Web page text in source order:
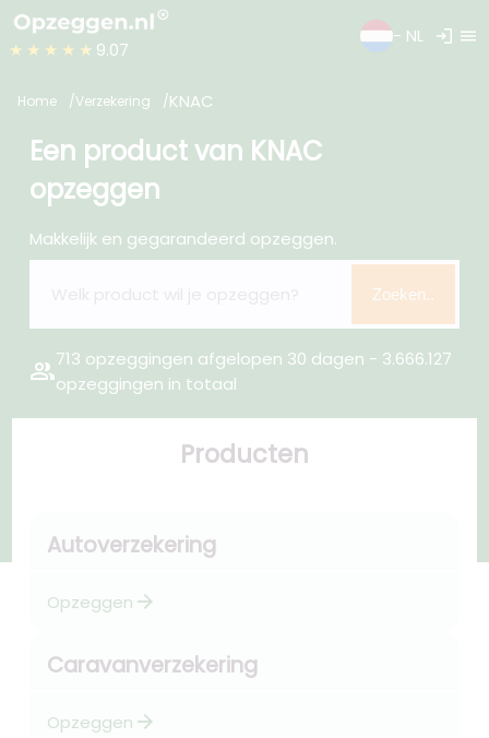
★★★★★ 9.07
- NL login menu
Home Verzekering KNAC
Een product van KNAC
opzeggen
Makkelijk en gegarandeerd opzeggen.
Zoeken..
group713 opzeggingen afgelopen 30 dagen - 3.666.127
opzeggingen in totaal
Producten
Autoverzekering
Opzeggen arrow_forward
Caravanverzekering
Opzeggen arrow_forward